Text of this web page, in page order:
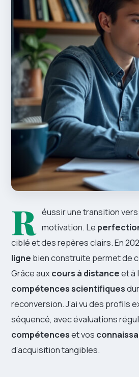
R éussir une transition
motivation. Le
ciblé et des repères clairs. En
ligne bien construite permet de
Grâce auxcours à distanceet à
compétences scientifiques
reconversion. J’ai vu des profils
séquencé, avec évaluations
compétenceset vos
d’acquisition tangibles.